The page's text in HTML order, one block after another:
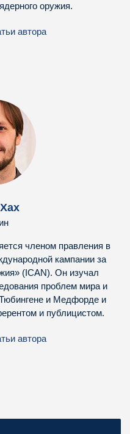
оружия.
автора
членом правления в
кампании за
(ICAN). Он изучал
проблем мира и
и Медфорде и
и публицистом.
автора